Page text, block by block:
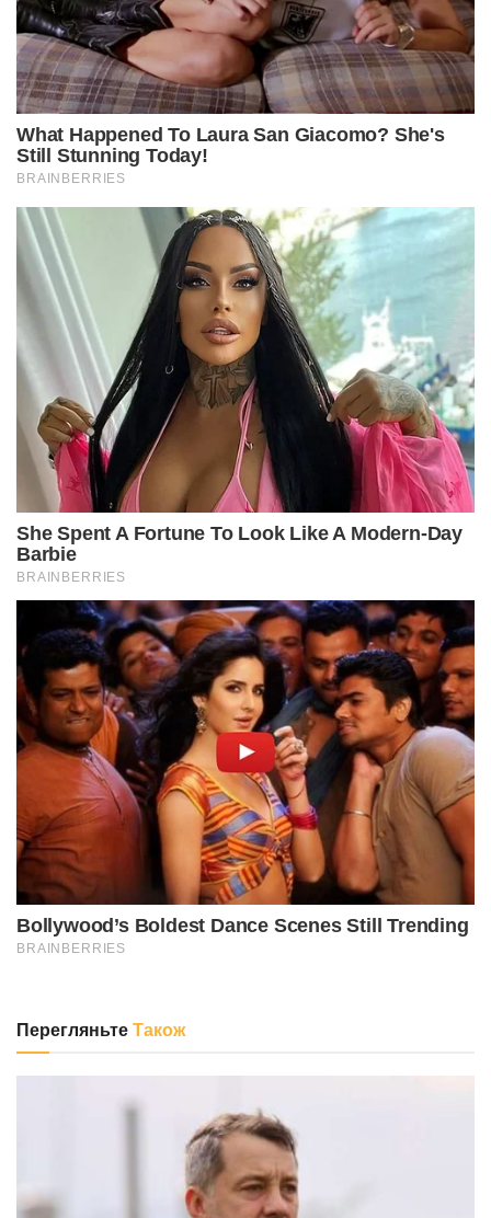
ПерегляньтеТакож